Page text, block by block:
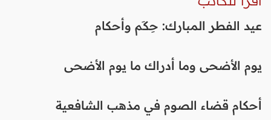
عيد الفطر المبارك: حِكَم وأحكام
يوم الأضحى وما أدراك ما يوم الأضحى
أحكام قضاء الصوم في مذهب الشافعية